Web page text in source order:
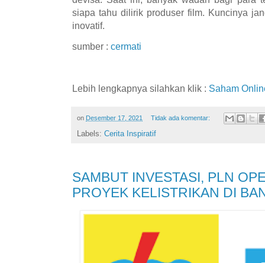
siapa tahu dilirik produser film. Kuncinya
inovatif.
sumber : cermati
Lebih lengkapnya silahkan klik : Saham
on Desember 17, 2021 Tidak ada komentar:
Labels: Cerita Inspiratif
SAMBUT INVESTASI, PLN
PROYEK KELISTRIKAN DI